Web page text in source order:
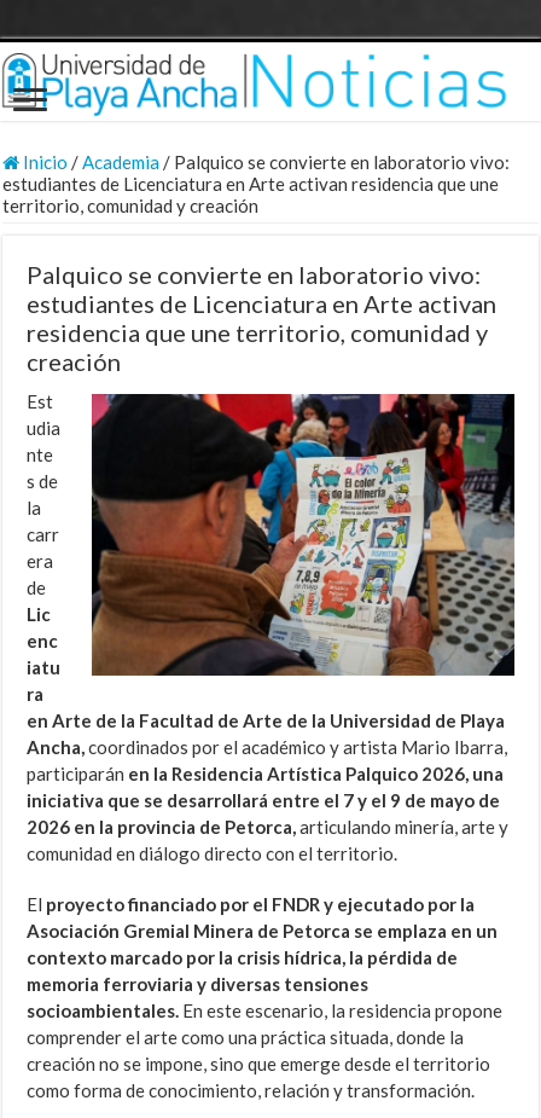
Inicio /Academia/ Palquico se convierte en laboratorio vivo:
estudiantes de Licenciatura en Arte activan residencia que une
territorio, comunidad y creación
Palquico se convierte en laboratorio vivo:
estudiantes de Licenciatura en Arte activan
residencia que une territorio, comunidad y
creación
Est
udia
nte
s de
la
carr
era
de
Lic
enc
iatu
ra
en Arte de la Facultad de Arte de la Universidad de Playa
Ancha,coordinados por el académico y artista Mario Ibarra,
participarán en la Residencia Artística Palquico 2026, una
iniciativa que se desarrollará entre el 7 y el 9 de mayo de
2026 en la provincia de Petorca,articulando minería, arte y
comunidad en diálogo directo con el territorio.
El proyecto financiado por el FNDR y ejecutado por la
Asociación Gremial Minera de Petorca se emplaza en un
contexto marcado por la crisis hídrica, la pérdida de
memoria ferroviaria y diversas tensiones
socioambientales. En este escenario, la residencia propone
comprender el arte como una práctica situada, donde la
creación no se impone, sino que emerge desde el territorio
como forma de conocimiento, relación y transformación.